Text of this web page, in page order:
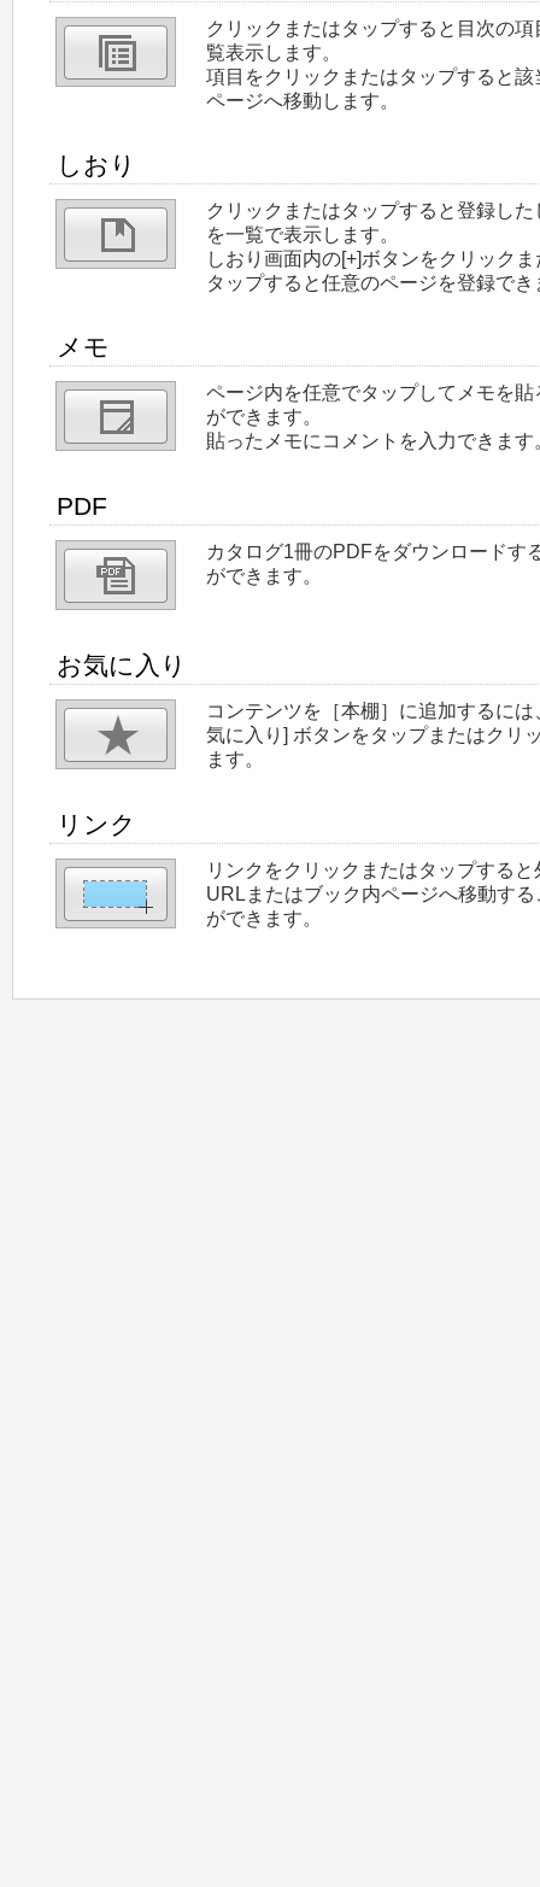
クリックまたはタップすると目次の項
覧表示します。
項目をクリックまたはタップすると該
ページへ移動します。
しおり
クリックまたはタップすると登録した
を一覧で表示します。
しおり画面内の[+]ボタンをクリックま
タップすると任意のページを登録でき
メモ
ページ内を任意でタップしてメモを貼
ができます。
貼ったメモにコメントを入力できます
PDF
カタログ1冊のPDFをダウンロードす
ができます。
お気に入り
コンテンツを［本棚］に追加するには
気に入り] ボタンをタップまたはクリ
ます。
リンク
リンクをクリックまたはタップすると
URLまたはブック内ページへ移動する
ができます。